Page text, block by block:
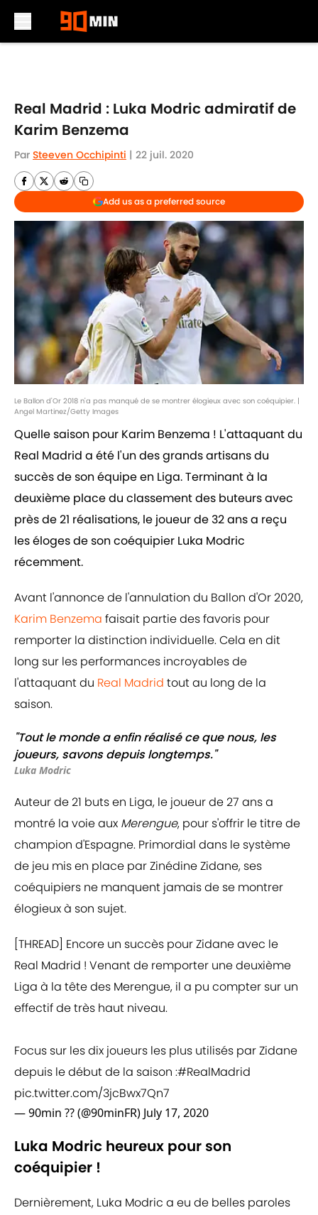
Real Madrid : Luka Modric admiratif de
Karim Benzema
Par Steeven Occhipinti | 22 juil. 2020
Add us as a preferred source
Le Ballon d'Or 2018 n'a pas manqué de se montrer élogieux avec son coéquipier. |
Angel Martinez/Getty Images
Quelle saison pour Karim Benzema ! L'attaquant du
Real Madrid a été l'un des grands artisans du
succès de son équipe en Liga. Terminant à la
deuxième place du classement des buteurs avec
près de 21 réalisations, le joueur de 32 ans a reçu
les éloges de son coéquipier Luka Modric
récemment.
Avant l'annonce de l'annulation du Ballon d'Or 2020,
Karim Benzema faisait partie des favoris pour
remporter la distinction individuelle. Cela en dit
long sur les performances incroyables de
l'attaquant du Real Madrid tout au long de la
saison.
"Tout le monde a enfin réalisé ce que nous, les
joueurs, savons depuis longtemps."
Luka Modric
Auteur de 21 buts en Liga, le joueur de 27 ans a
montré la voie aux Merengue, pour s'offrir le titre de
champion d'Espagne. Primordial dans le système
de jeu mis en place par Zinédine Zidane, ses
coéquipiers ne manquent jamais de se montrer
élogieux à son sujet.
[THREAD] Encore un succès pour Zidane avec le
Real Madrid ! Venant de remporter une deuxième
Liga à la tête des Merengue, il a pu compter sur un
effectif de très haut niveau.
Focus sur les dix joueurs les plus utilisés par Zidane
depuis le début de la saison :#RealMadrid
pic.twitter.com/3jcBwx7Qn7
— 90min ?? (@90minFR) July 17, 2020
Luka Modric heureux pour son
coéquipier !
Dernièrement, Luka Modric a eu de belles paroles